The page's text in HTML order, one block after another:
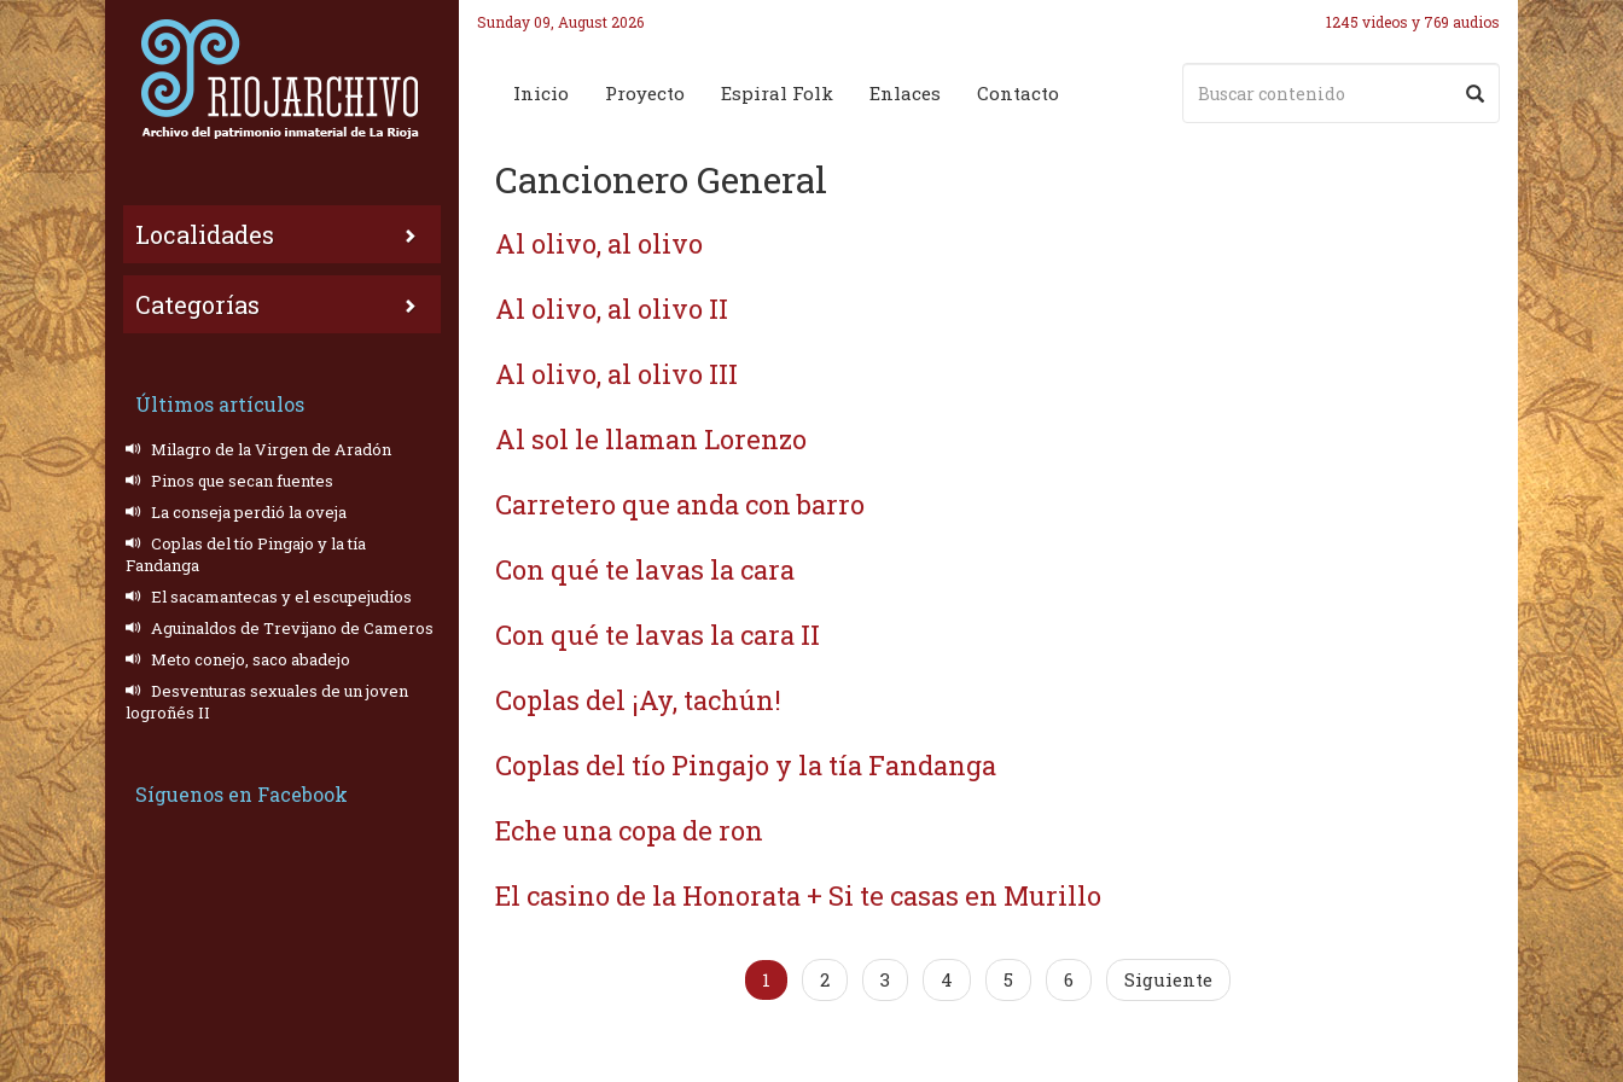
Localidades
Categorías
Últimos artículos
Milagro de la Virgen de Aradón
Pinos que secan fuentes
La conseja perdió la oveja
Coplas del tío Pingajo y la tía
Fandanga
El sacamantecas y el escupejudíos
Aguinaldos de Trevijano de Cameros
Meto conejo, saco abadejo
Desventuras sexuales de un joven
logroñés II
Síguenos en Facebook
Sunday 09, August 2026 1245 videos y 769 audios
Inicio Proyecto Espiral Folk Enlaces Contacto
Cancionero General
Al olivo, al olivo
Al olivo, al olivo II
Al olivo, al olivo III
Al sol le llaman Lorenzo
Carretero que anda con barro
Con qué te lavas la cara
Con qué te lavas la cara II
Coplas del ¡Ay, tachún!
Coplas del tío Pingajo y la tía Fandanga
Eche una copa de ron
El casino de la Honorata + Si te casas en Murillo
1 2 3 4 5 6 Siguiente